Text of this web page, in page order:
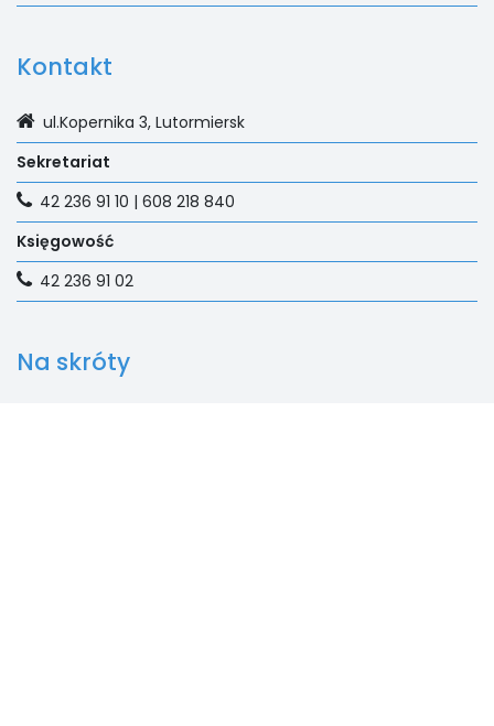
Na skróty
Kontakt
ul.Kopernika 3, Lutormiersk
Sekretariat
42 236 91 10 | 608 218 840
Księgowość
42 236 91 02